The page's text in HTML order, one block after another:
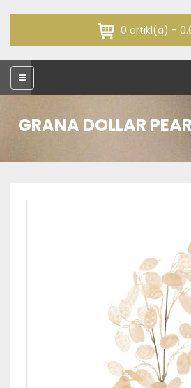
0 artikl(a) -
GRANA DOLLAR